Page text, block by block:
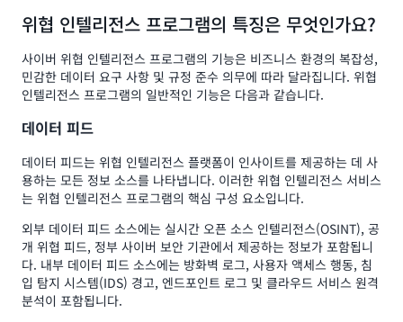
위협 인텔리전스 프로그램의 특징은 무엇인가요?
사이버 위협 인텔리전스 프로그램의 기능은 비즈니스 환경의 복잡성,
민감한 데이터 요구 사항 및 규정 준수 의무에 따라 달라집니다. 위협
인텔리전스 프로그램의 일반적인 기능은 다음과 같습니다.
데이터 피드
데이터 피드는 위협 인텔리전스 플랫폼이 인사이트를 제공하는 데 사
용하는 모든 정보 소스를 나타냅니다. 이러한 위협 인텔리전스 서비스
는 위협 인텔리전스 프로그램의 핵심 구성 요소입니다.
외부 데이터 피드 소스에는 실시간 오픈 소스 인텔리전스(OSINT), 공
개 위협 피드, 정부 사이버 보안 기관에서 제공하는 정보가 포함됩니
다. 내부 데이터 피드 소스에는 방화벽 로그, 사용자 액세스 행동, 침
입 탐지 시스템(IDS) 경고, 엔드포인트 로그 및 클라우드 서비스 원격
분석이 포함됩니다.